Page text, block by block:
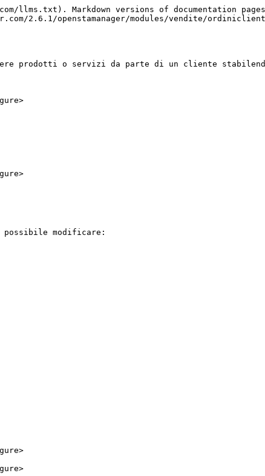
llms.txt). Markdown versions of documentation
2.6.1/openstamanager/modules/vendite/
prodotti o servizi da parte di un cliente
modificare: